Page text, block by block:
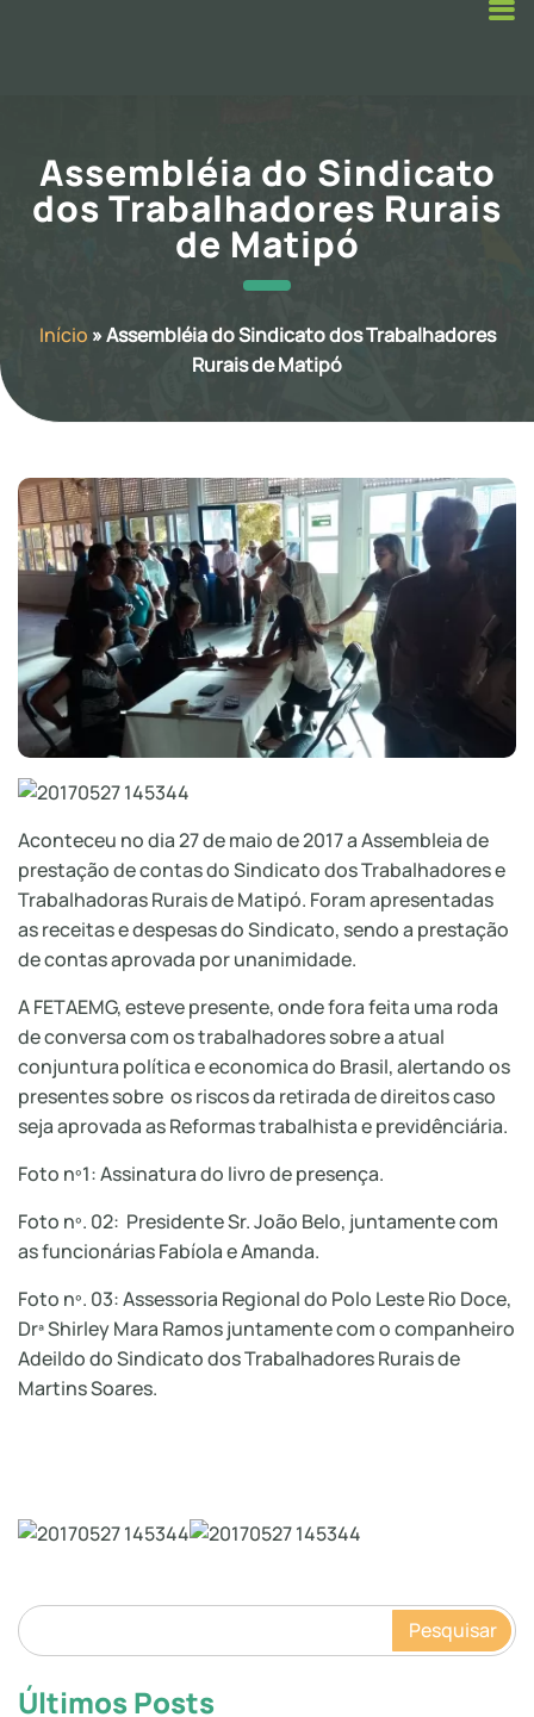
Assembléia do Sindicato
dos Trabalhadores Rurais
de Matipó
Início »Assembléia do Sindicato dos Trabalhadores
Rurais de Matipó
Aconteceu no dia 27 de maio de 2017 a Assembleia de
prestação de contas do Sindicato dos Trabalhadores e
Trabalhadoras Rurais de Matipó. Foram apresentadas
as receitas e despesas do Sindicato, sendo a prestação
de contas aprovada por unanimidade.
A FETAEMG, esteve presente, onde fora feita uma roda
de conversa com os trabalhadores sobre a atual
conjuntura política e economica do Brasil, alertando os
presentes sobre os riscos da retirada de direitos caso
seja aprovada as Reformas trabalhista e previdênciária.
Foto nº1: Assinatura do livro de presença.
Foto nº. 02: Presidente Sr. João Belo, juntamente com
as funcionárias Fabíola e Amanda.
Foto nº. 03: Assessoria Regional do Polo Leste Rio Doce,
Drª Shirley Mara Ramos juntamente com o companheiro
Adeildo do Sindicato dos Trabalhadores Rurais de
Martins Soares.
Pesquisar
Últimos Posts